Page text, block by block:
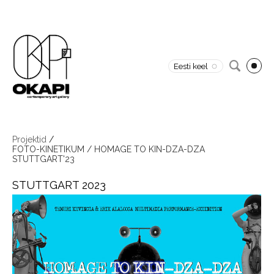
Eesti keel
Projektid /
FOTO-KINETIKUM / HOMAGE TO KIN-DZA-DZA
STUTTGART'23
STUTTGART 2023